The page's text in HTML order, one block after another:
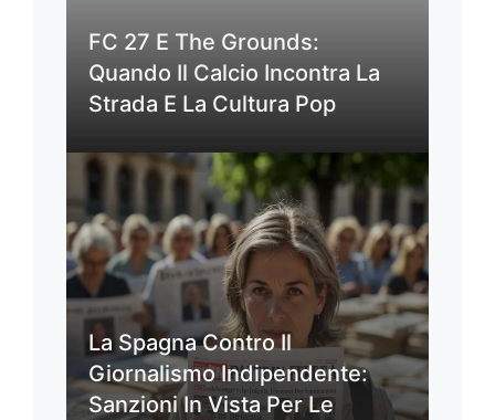
FC 27 E The Grounds:
Quando Il Calcio Incontra La
Strada E La Cultura Pop
La Spagna Contro Il
Giornalismo Indipendente:
Sanzioni In Vista Per Le